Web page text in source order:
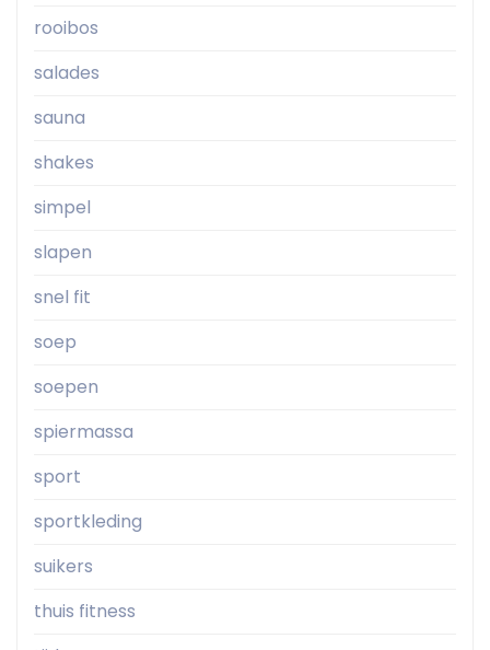
rooibos
salades
sauna
shakes
simpel
slapen
snel fit
soep
soepen
spiermassa
sport
sportkleding
suikers
thuis fitness